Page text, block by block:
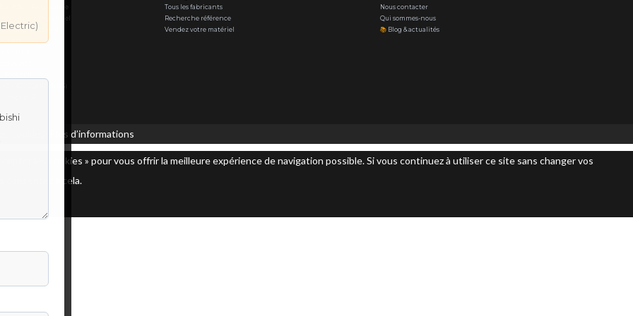
& PCS — Programme
Industriel
piéce rare
Ouest
CJ/CQM1/NT/NS)
Tous les fabricants
Recherche référence
Vendez votre matériel
Nous contacter
Qui sommes-nous
📚Blog & actualités
cookies. Plus d’informations
les cookies » pour vous offrir la meilleure expérience de navigation possible. Si vous continuez à utiliser ce site sans changer vos
consentez à cela.